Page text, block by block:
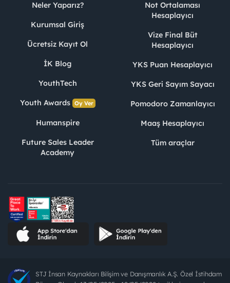
Neler Yaparız?
Kurumsal Giriş
Ücretsiz Kayıt Ol
İK Blog
YouthTech
Youth Awards Oy Ver
Humanspire
Future Sales Leader
Academy
Not Ortalaması
Hesaplayıcı
Vize Final Büt
Hesaplayıcı
YKS Puan Hesaplayıcı
YKS Geri Sayım Sayacı
Pomodoro Zamanlayıcı
Maaş Hesaplayıcı
Tüm araçlar
STJ İnsan Kaynakları Bilişim ve Danışmanlık A.Ş. Özel İstihdam